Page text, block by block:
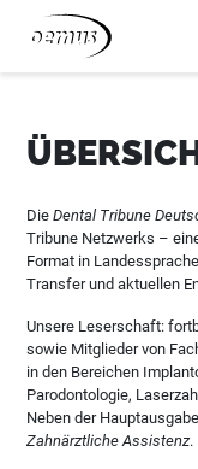
Zum Inhalt springen
DieDental Tribune
Tribune Netzwerks –
Format in
Transfer und aktuellen
Unsere Leserschaft:
sowie Mitglieder von
in den Bereichen
Parodontologie,
Neben der
Zahnärztliche Assistenz.